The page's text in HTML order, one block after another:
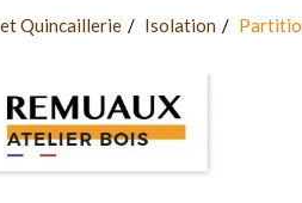
Quincaillerie Isolation